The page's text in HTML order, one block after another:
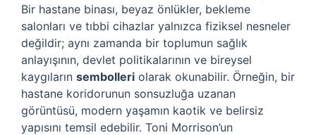
Bir hastane binası, beyaz önlükler, bekleme
salonları ve tıbbi cihazlar yalnızca fiziksel nesneler
değildir; aynı zamanda bir toplumun sağlık
anlayışının, devlet politikalarının ve bireysel
kaygıların sembolleri olarak okunabilir. Örneğin, bir
hastane koridorunun sonsuzluğa uzanan
görüntüsü, modern yaşamın kaotik ve belirsiz
yapısını temsil edebilir. Toni Morrison’un